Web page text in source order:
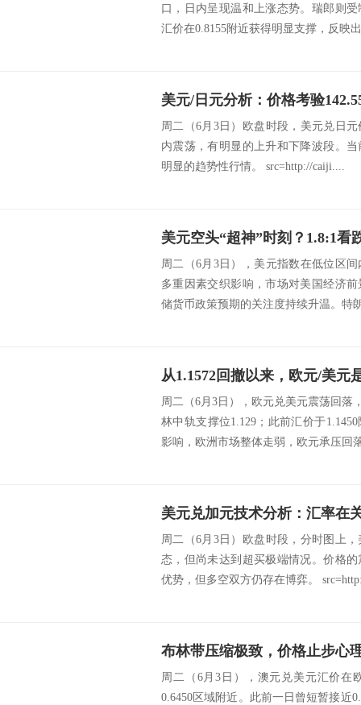
口，日内呈现温和上涨态势。瑞郎则
汇价在0.8155附近获得明显支撑，反映
美元/日元分析：价格考验
周二（6月3日）欧盘时段，美元兑日
内震荡，有明显的上升和下降波段。
明显的趋势性行情。 src=http://caiji....
周二（6月3日），美元指数在低位区
多重因素交织影响，市场对美国经济
储货币政策预期的关注度持续升温。特
从1.1572回撤以来，欧元/美元
周二（6月3日），欧元兑美元震荡回落
林中轨支撑位1.129；此前汇价于
影响，欧洲市场整体走弱，欧元承压回
周二（6月3日）欧盘时段，分时图上
态，但尚未达到超买极端情况。价格
优势，但多空双方仍存在博弈。
周二（6月3日），澳元兑美元汇价在
0.6450区域附近。此前一日曾短暂接近